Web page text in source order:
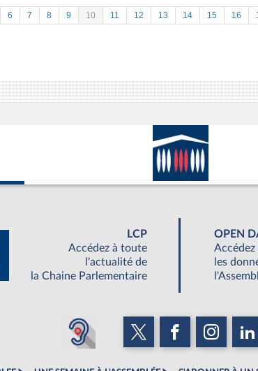
6 7 8 9 10 11 12 13 14 15 16
LCP
Accédez à toute
l'actualité de
la Chaine Parlementaire
OPEN
les